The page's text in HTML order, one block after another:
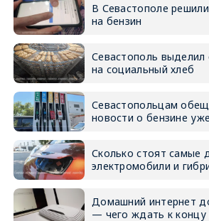
В Севастополе
на бензин
Севастополь
на социальный хлеб
Севастопольцам
новости о бензине
Сколько стоят самые
электромобили и
Домашний интернет
— чего ждать к концу